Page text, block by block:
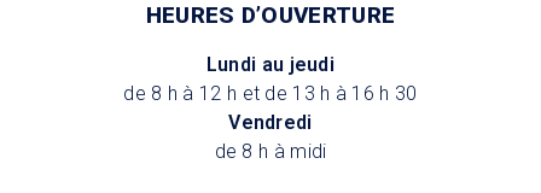
HEURES D’OUVERTURE
Lundi au jeudi
de 8 h à 12 h et de 13 h à 16 h 30
Vendredi
de 8 h à midi